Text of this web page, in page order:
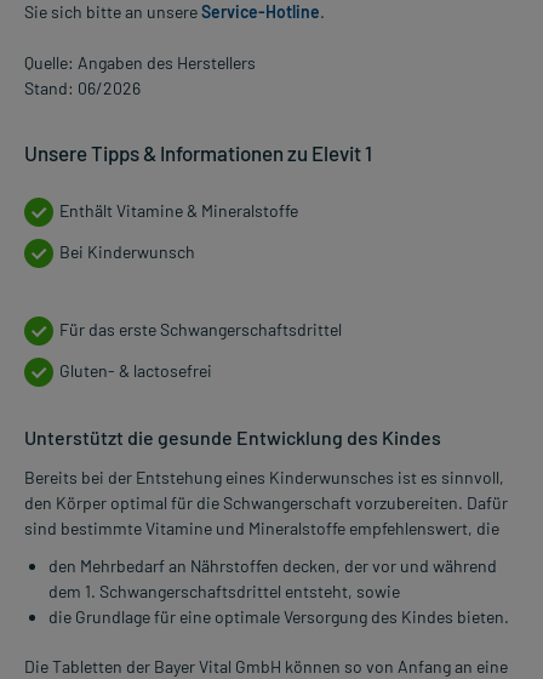
Sie sich bitte an unsereService-Hotline.
Quelle: Angaben des Herstellers
Stand: 06/2026
Unsere Tipps & Informationen zu Elevit 1
Enthält Vitamine & Mineralstoffe
Bei Kinderwunsch
Für das erste Schwangerschaftsdrittel
Gluten- & lactosefrei
Unterstützt die gesunde Entwicklung des Kindes
Bereits bei der Entstehung eines Kinderwunsches ist es sinnvoll,
den Körper optimal für die Schwangerschaft vorzubereiten. Dafür
sind bestimmte Vitamine und Mineralstoffe empfehlenswert, die
den Mehrbedarf an Nährstoffen decken, der vor und während
dem 1. Schwangerschaftsdrittel entsteht, sowie
die Grundlage für eine optimale Versorgung des Kindes bieten.
Die Tabletten der Bayer Vital GmbH können so von Anfang an eine